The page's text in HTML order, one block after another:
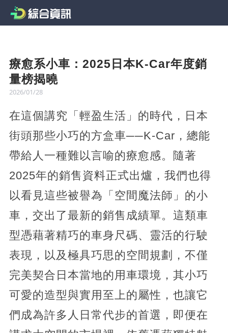
療愈系小車：2025日本K-Car年度銷
量榜揭曉
2026/01/28
在這個講究「輕盈生活」的時代，日本
街頭那些小巧的方盒車──K-Car，總能
帶給人一種難以言喻的療愈感。隨著
2025年的銷售資料正式出爐，我們也得
以看見這些被譽為「空間魔法師」的小
車，交出了最新的銷售成績單。這類車
型憑藉著精巧的車身尺碼、靈活的行駛
表現，以及極具巧思的空間規劃，不僅
完美契合日本當地的用車環境，其小巧
可愛的造型與實用至上的屬性，也讓它
們成為許多人日常代步的首選，即便在